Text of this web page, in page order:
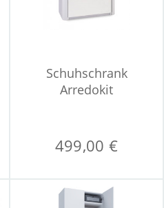
Schuhschrank
Arredokit
499,00 €